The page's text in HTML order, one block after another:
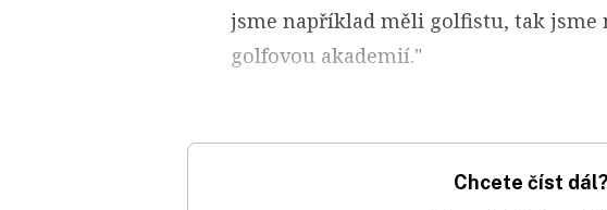
jsme například měli golfistu, tak jsme
golfovou akademií."
Chcete číst dál?